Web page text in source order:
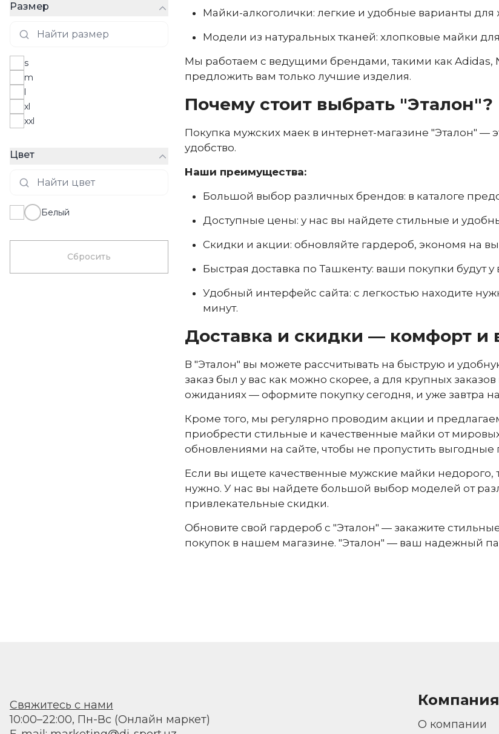
Размер
s
m
l
xl
xxl
Цвет
Белый
Сбросить
Майки-алкоголички: легкие и удобные варианты для
Модели из натуральных тканей: хлопковые майки
Мы работаем с ведущими брендами, такими как Adidas,
предложить вам только лучшие изделия.
Почему стоит выбрать "Эталон"?
Покупка мужских маек в интернет-магазине "Эталон" —
удобство.
Наши преимущества:
Большой выбор различных брендов: в каталоге
Доступные цены: у нас вы найдете стильные и
Скидки и акции: обновляйте гардероб, экономя на
Быстрая доставка по Ташкенту: ваши покупки будут
Удобный интерфейс сайта: с легкостью находите
минут.
Доставка и скидки — комфорт и
В "Эталон" вы можете рассчитывать на быструю и
заказ был у вас как можно скорее, а для крупных
ожиданиях — оформите покупку сегодня, и уже завтра
Кроме того, мы регулярно проводим акции и
приобрести стильные и качественные майки от
обновлениями на сайте, чтобы не пропустить
Если вы ищете качественные мужские майки недорого,
нужно. У нас вы найдете большой выбор моделей от
привлекательные скидки.
Обновите свой гардероб с "Эталон" — закажите
покупок в нашем магазине. "Эталон" — ваш надежный
Свяжитесь с нами
10:00–22:00, Пн-Вс (Онлайн маркет)
Компания
О компании